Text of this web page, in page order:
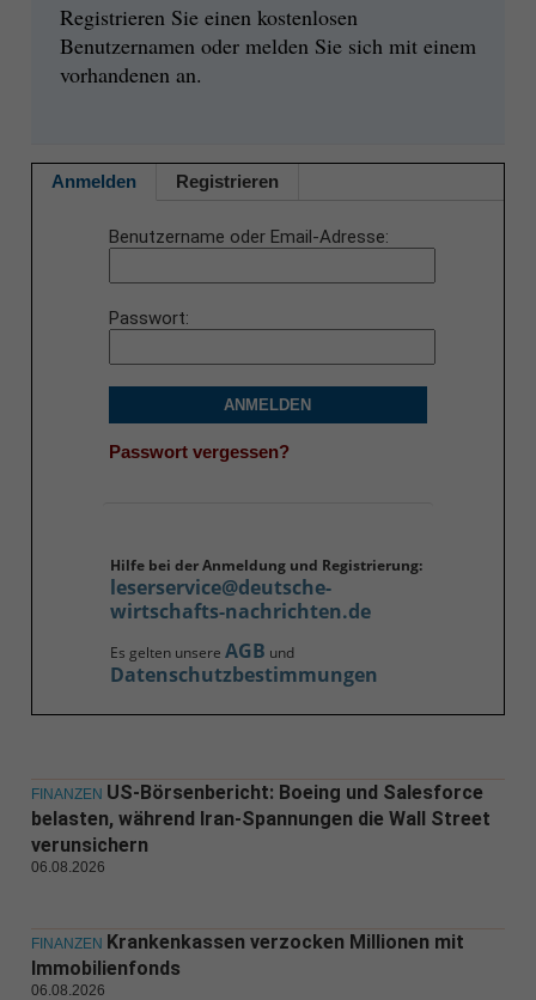
Registrieren Sie einen kostenlosen
Benutzernamen oder melden Sie sich mit einem
vorhandenen an.
Anmelden Registrieren
Benutzername oder Email-Adresse
Passwort
ANMELDEN
Passwort vergessen?
Hilfe bei der Anmeldung und Registrierung:
leserservice@deutsche-
wirtschafts-nachrichten.de
Es gelten unsere AGB und
Datenschutzbestimmungen
FINANZEN US-Börsenbericht: Boeing und Salesforce
belasten, während Iran-Spannungen die Wall Street
verunsichern
06.08.2026
FINANZEN Krankenkassen verzocken Millionen mit
Immobilienfonds
06.08.2026